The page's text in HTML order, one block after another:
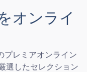
オンライ
プレミアオンライン
選したセレクション